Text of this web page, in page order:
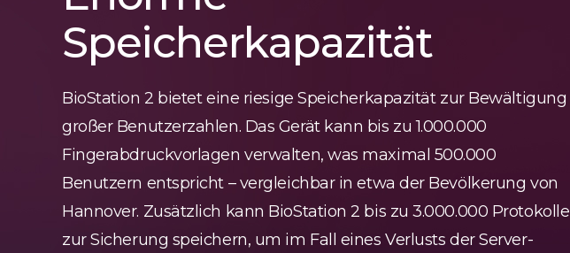
Speicherkapazität
BioStation 2 bietet eine riesige Speicherkapazität zur Bewältigung
großer Benutzerzahlen. Das Gerät kann bis zu 1.000.000
Fingerabdruckvorlagen verwalten, was maximal 500.000
Benutzern entspricht – vergleichbar in etwa der Bevölkerung von
Hannover. Zusätzlich kann BioStation 2 bis zu 3.000.000 Protokolle
zur Sicherung speichern, um im Fall eines Verlusts der Server-